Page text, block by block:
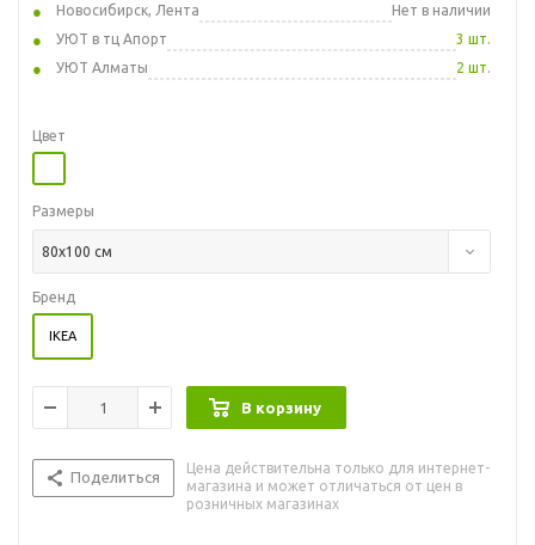
Новосибирск, Лента
Нет в наличии
УЮТ в тц Апорт
3 шт.
УЮТ Алматы
2 шт.
Цвет
Размеры
80x100 см
Бренд
IKEA
В корзину
Поделиться
Цена действительна только для интернет-
магазина и может отличаться от цен в
розничных магазинах